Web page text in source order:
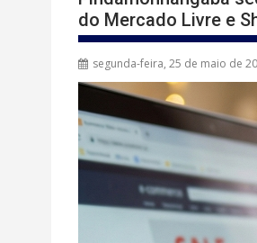
do Mercado Livre e
segunda-feira, 25 de maio de